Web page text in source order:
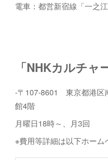
電車：都営新宿線「一之
「NHKカルチャ
-〒107-8601 東京都港
館4階
月曜日18時～、月3回
※費用等詳細は以下ホー